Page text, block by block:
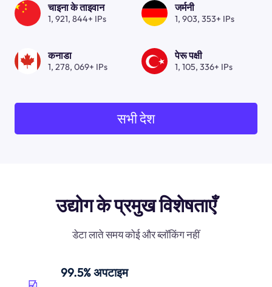
चाइना के ताइवान
1, 921, 844+ IPs
जर्मनी
1, 903, 353+ IPs
कनाडा
1, 278, 069+ IPs
पेरू पक्षी
1, 105, 336+ IPs
सभी देश
उद्योग के प्रमुख विशेषताएँ
डेटा लाते समय कोई और ब्लॉकिंग नहीं
99.5% अपटाइम